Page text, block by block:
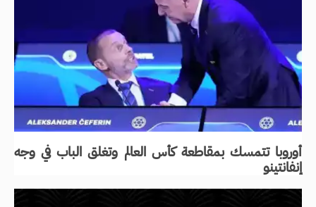
أوروبا تتمسك بمقاطعة كأس العالم وتغلق الباب في وجه
إنفانتينو